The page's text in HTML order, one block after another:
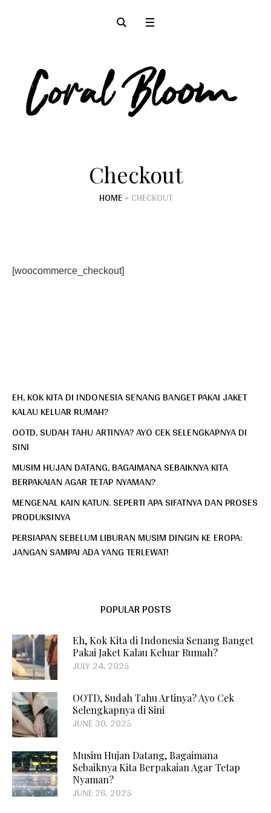
Checkout
HOME» CHECKOUT
[woocommerce_checkout]
EH, KOK KITA DI INDONESIA SENANG BANGET PAKAI JAKET
KALAU KELUAR RUMAH?
OOTD, SUDAH TAHU ARTINYA? AYO CEK SELENGKAPNYA DI
SINI
MUSIM HUJAN DATANG, BAGAIMANA SEBAIKNYA KITA
BERPAKAIAN AGAR TETAP NYAMAN?
MENGENAL KAIN KATUN. SEPERTI APA SIFATNYA DAN PROSES
PRODUKSINYA
PERSIAPAN SEBELUM LIBURAN MUSIM DINGIN KE EROPA:
JANGAN SAMPAI ADA YANG TERLEWAT!
POPULAR POSTS
Eh, Kok Kita di Indonesia Senang Banget
Pakai Jaket Kalau Keluar Rumah?
JULY 24, 2025
OOTD, Sudah Tahu Artinya? Ayo Cek
Selengkapnya di Sini
JUNE 30, 2025
Musim Hujan Datang, Bagaimana
Sebaiknya Kita Berpakaian Agar Tetap
Nyaman?
JUNE 26, 2025